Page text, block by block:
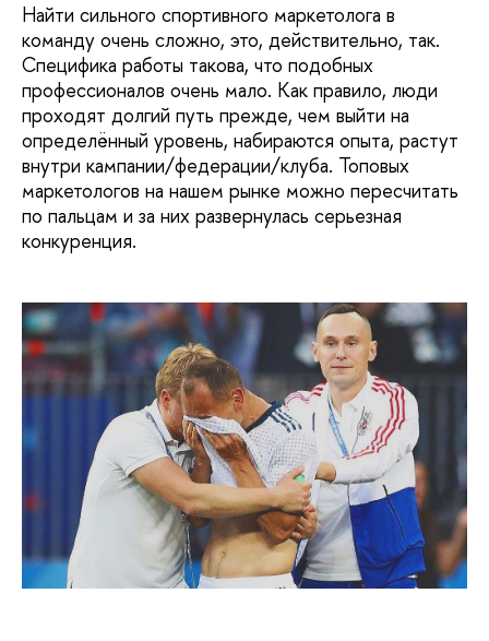
Найти сильного спортивного маркетолога в
команду очень сложно, это, действительно, так.
Специфика работы такова, что подобных
профессионалов очень мало. Как правило, люди
проходят долгий путь прежде, чем выйти на
определённый уровень, набираются опыта, растут
внутри кампании/федерации/клуба. Топовых
маркетологов на нашем рынке можно пересчитать
по пальцам и за них развернулась серьезная
конкуренция.